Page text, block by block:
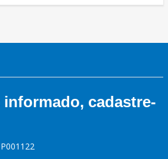
informado, cadastre-